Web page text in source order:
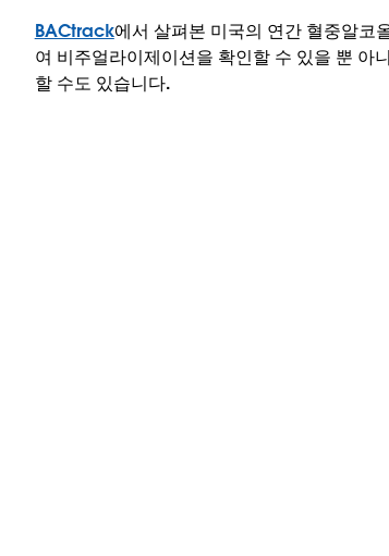
BACtrack에서 살펴본 미국의 연간 혈중알코
여 비주얼라이제이션을 확인할 수 있을 뿐 아
할 수도 있습니다.